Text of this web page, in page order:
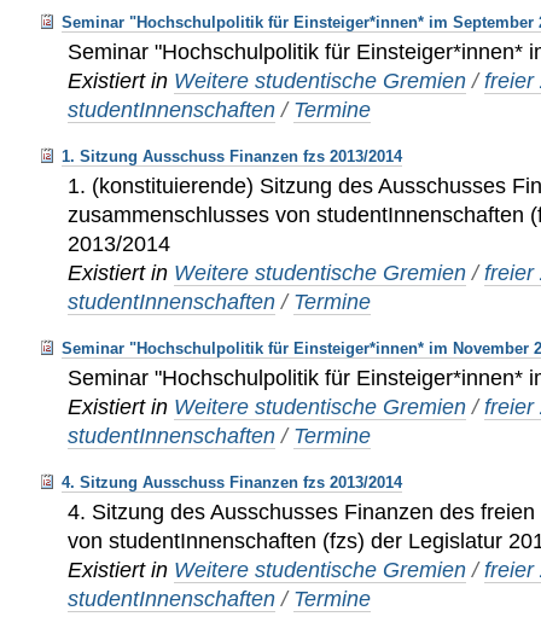
Seminar "Hochschulpolitik für Einsteiger*innen* im September
Seminar "Hochschulpolitik für Einsteiger*innen*
Existiert in Weitere studentische Gremien /freier
studentInnenschaften / Termine
1. Sitzung Ausschuss Finanzen fzs 2013/2014
1. (konstituierende) Sitzung des Ausschusses
zusammenschlusses von studentInnenschaften
2013/2014
Existiert in Weitere studentische Gremien /freier
studentInnenschaften / Termine
Seminar "Hochschulpolitik für Einsteiger*innen* im November
Seminar "Hochschulpolitik für Einsteiger*innen*
Existiert in Weitere studentische Gremien /freier
studentInnenschaften / Termine
4. Sitzung Ausschuss Finanzen fzs 2013/2014
4. Sitzung des Ausschusses Finanzen des
von studentInnenschaften (fzs) der Legislatur
Existiert in Weitere studentische Gremien /freier
studentInnenschaften / Termine